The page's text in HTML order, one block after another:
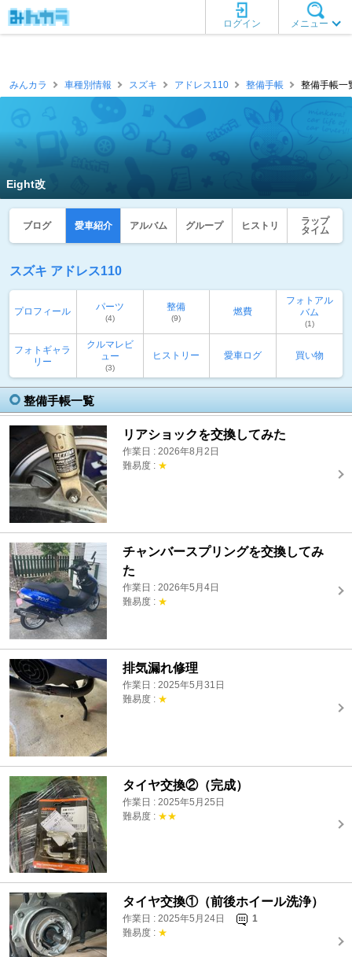
メニュー
ログイン
みんカラ 車種別情報 スズキ アドレス110 整備手帳 整備手帳一
Eight改
ブログ 愛車紹介 アルバム グループ ヒストリ
ラップ
タイム
スズキ アドレス110
プロフィール パーツ
(4)
整備
(9)
燃費
フォトアル
バム
(1)
フォトギャラ
リー
クルマレビ
ュー
(3)
ヒストリー 愛車ログ 買い物
整備手帳一覧
リアショックを交換してみた
作業日 : 2026年8月2日
難易度 : ★
チャンバースプリングを交換してみ
た
作業日 : 2026年5月4日
難易度 : ★
排気漏れ修理
作業日 : 2025年5月31日
難易度 : ★
タイヤ交換②（完成）
作業日 : 2025年5月25日
難易度 : ★★
タイヤ交換①（前後ホイール洗浄）
作業日 : 2025年5月24日
1
難易度 : ★